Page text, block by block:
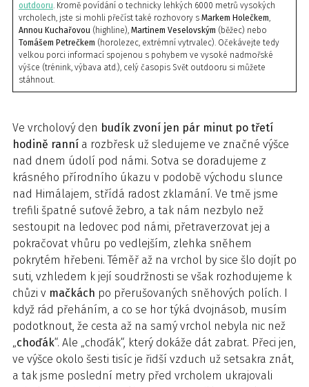
outdooru. Kromě povídání o technicky lehkých 6000 metrů vysokých
vrcholech, jste si mohli přečíst také rozhovory s Markem Holečkem,
Annou Kuchařovou (highline), Martinem Veselovským (běžec) nebo
Tomášem Petrečkem (horolezec, extrémní vytrvalec). Očekávejte tedy
velkou porci informací spojenou s pohybem ve vysoké nadmořské
výšce (trénink, výbava atd.), celý časopis Svět outdooru si můžete
stáhnout.
Ve vrcholový den budík zvoní jen pár minut po třetí
hodině ranní a rozbřesk už sledujeme ve značné výšce
nad dnem údolí pod námi. Sotva se doradujeme z
krásného přírodního úkazu v podobě východu slunce
nad Himálajem, střídá radost zklamání. Ve tmě jsme
trefili špatné suťové žebro, a tak nám nezbylo než
sestoupit na ledovec pod námi, přetraverzovat jej a
pokračovat vhůru po vedlejším, zlehka sněhem
pokrytém hřebeni. Téměř až na vrchol by sice šlo dojít po
suti, vzhledem k její soudržnosti se však rozhodujeme k
chůzi v mačkách po přerušovaných sněhových polích. I
když rád přeháním, a co se hor týká dvojnásob, musím
podotknout, že cesta až na samý vrchol nebyla nic než
„choďák“. Ale „choďák“, který dokáže dát zabrat. Přeci jen,
ve výšce okolo šesti tisíc je řidší vzduch už setsakra znát,
a tak jsme poslední metry před vrcholem ukrajovali